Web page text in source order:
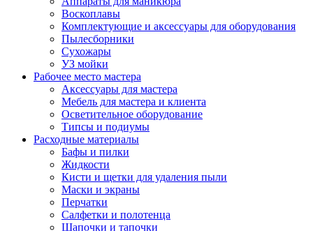
Воскоплавы
Комплектующие и аксессуары для оборудования
Пылесборники
Сухожары
УЗ мойки
Рабочее место мастера
Аксессуары для мастера
Мебель для мастера и клиента
Осветительное оборудование
Типсы и подиумы
Расходные материалы
Бафы и пилки
Жидкости
Кисти и щетки для удаления пыли
Маски и экраны
Перчатки
Салфетки и полотенца
Шапочки и тапочки